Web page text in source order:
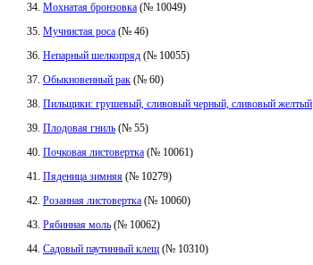
Мохнатая бронзовка (№ 10049)
Мучнистая роса (№ 46)
Непарный шелкопряд (№ 10055)
Обыкновенный рак (№ 60)
Пильщики: грушевый, сливовый черный, сливовый желтый
Плодовая гниль (№ 55)
Почковая листовертка (№ 10061)
Пяденица зимняя (№ 10279)
Розанная листовертка (№ 10060)
Рябинная моль (№ 10062)
Садовый паутинный клещ (№ 10310)